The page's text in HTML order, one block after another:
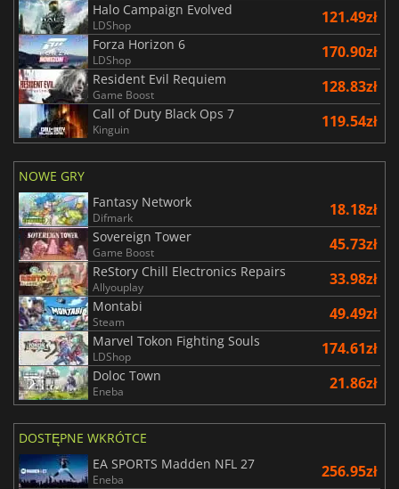
Halo Campaign Evolved
LDShop 121.49zł
Forza Horizon 6
LDShop 170.90zł
Resident Evil Requiem
Game Boost 128.83zł
Call of Duty Black Ops 7
Kinguin 119.54zł
NOWE GRY
Fantasy Network
Difmark 18.18zł
Sovereign Tower
Game Boost 45.73zł
ReStory Chill Electronics Repairs
Allyouplay 33.98zł
Montabi
Steam 49.49zł
Marvel Tokon Fighting Souls
LDShop 174.61zł
Doloc Town
Eneba 21.86zł
DOSTĘPNE WKRÓTCE
EA SPORTS Madden NFL 27
Eneba 256.95zł